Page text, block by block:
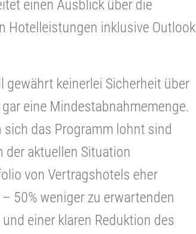
einen Ausblick über die
Hotelleistungen inklusive Outlook
keinerlei Sicherheit über
eine Mindestabnahmemenge.
das Programm lohnt sind
aktuellen Situation
von Vertragshotels eher
50% weniger zu erwartenden
einer klaren Reduktion des